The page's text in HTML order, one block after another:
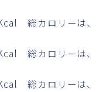
総カロリーは、
総カロリーは、
総カロリーは、